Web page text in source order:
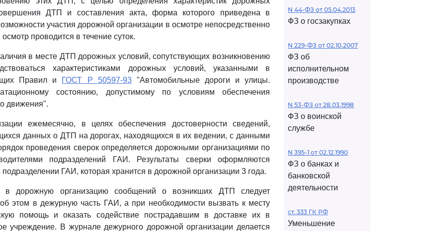
ДТП и составления акта, форма которого приведена в
участия дорожной организации в осмотре непосредственно
проводится в течение суток.
в месте ДТП дорожных условий, сопутствующих возникновению
характеристиками дорожных условий, указанными в
Правил и ГОСТ Р 50597-93"Автомобильные дороги и улицы.
состоянию, допустимому по условиям обеспечения
движения".
ежемесячно, в целях обеспечения достоверности сведений,
данных о ДТП на дорогах, находящихся в их ведении, с данными
проведения сверок определяется дорожными организациями по
подразделений ГАИ. Результаты сверки оформляются
ГАИ, которая хранится в дорожной организации 3 года.
в дорожную организацию сообщений о возникших ДТП следует
этом в дежурную часть ГАИ, а при необходимости вызвать к месту
помощь и оказать содействие пострадавшим в доставке их в
учреждение. В журнале дежурного дорожной организации делается
N 44-ФЗ от 05.04.2013
ФЗ о госзакупках
N 229-ФЗ от 02.10.2007
ФЗ об
исполнительном
производстве
N 53-ФЗ от 28.03.1998
ФЗ о воинской
службе
N 395-1 от 02.12.1990
ФЗ о банках и
банковской
деятельности
ст. 333 ГК РФ
Уменьшение